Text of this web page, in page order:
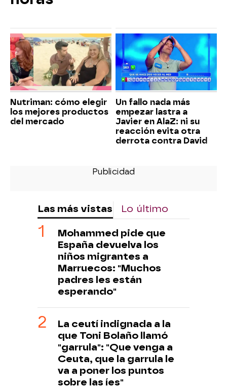
Nutriman: cómo elegir
los mejores productos
del mercado
Un fallo nada más
empezar lastra a
Javier en AlaZ: ni su
reacción evita otra
derrota contra David
Las más vistas Lo último
Mohammed pide que
España devuelva los
niños migrantes a
Marruecos: "Muchos
padres les están
esperando"
La ceutí indignada a la
que Toni Bolaño llamó
"garrula": "Que venga a
Ceuta, que la garrula le
va a poner los puntos
sobre las íes"